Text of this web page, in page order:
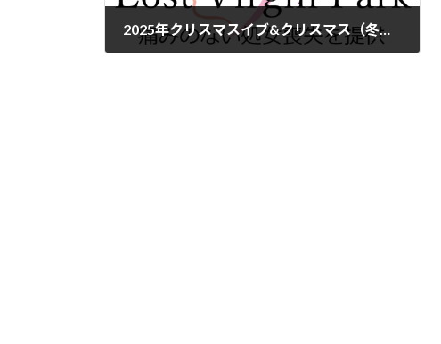
2025年クリスマスイブ&クリスマス（冬休み期間）の処女サポ予約状況について